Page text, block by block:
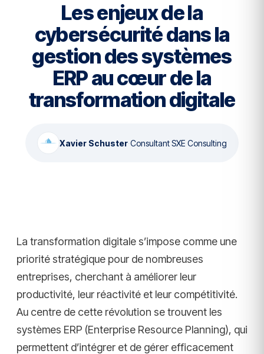
Les enjeux de la
cybersécurité dans la
gestion des systèmes
ERP au cœur de la
transformation digitale
Xavier Schuster Consultant SXE Consulting
La transformation digitale s’impose comme une
priorité stratégique pour de nombreuses
entreprises, cherchant à améliorer leur
productivité, leur réactivité et leur compétitivité.
Au centre de cette révolution se trouvent les
systèmes ERP (Enterprise Resource Planning), qui
permettent d’intégrer et de gérer efficacement